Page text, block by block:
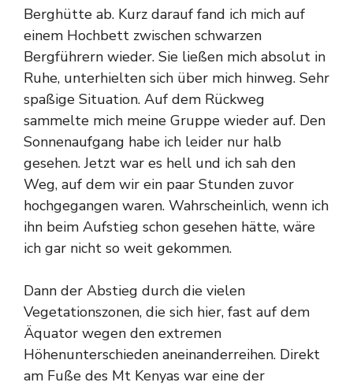
Berghütte ab. Kurz darauf fand ich mich auf
einem Hochbett zwischen schwarzen
Bergführern wieder. Sie ließen mich absolut in
Ruhe, unterhielten sich über mich hinweg. Sehr
spaßige Situation. Auf dem Rückweg
sammelte mich meine Gruppe wieder auf. Den
Sonnenaufgang habe ich leider nur halb
gesehen. Jetzt war es hell und ich sah den
Weg, auf dem wir ein paar Stunden zuvor
hochgegangen waren. Wahrscheinlich, wenn ich
ihn beim Aufstieg schon gesehen hätte, wäre
ich gar nicht so weit gekommen.
Dann der Abstieg durch die vielen
Vegetationszonen, die sich hier, fast auf dem
Äquator wegen den extremen
Höhenunterschieden aneinanderreihen. Direkt
am Fuße des Mt Kenyas war eine der